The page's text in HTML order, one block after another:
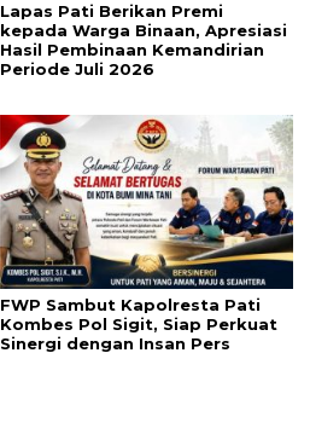
Lapas Pati Berikan Premi
kepada Warga Binaan, Apresiasi
Hasil Pembinaan Kemandirian
Periode Juli 2026
FWP Sambut Kapolresta Pati
Kombes Pol Sigit, Siap Perkuat
Sinergi dengan Insan Pers